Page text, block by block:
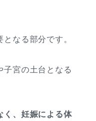
なる部分です。
子宮の土台となる
く、妊娠による体